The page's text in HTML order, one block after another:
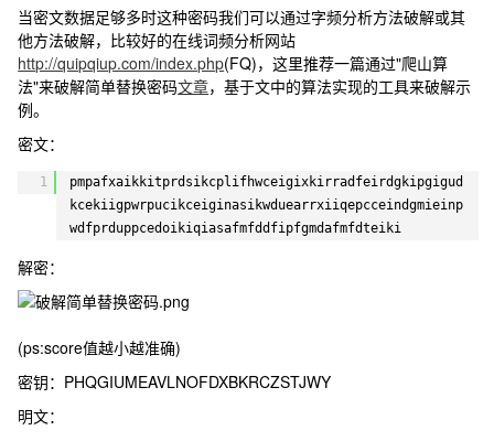
当密文数据足够多时这种密码我们可以通过字频分析方法破解或其
他方法破解，比较好的在线词频分析网站
http://quipqiup.com/index.php(FQ)，这里推荐一篇通过"爬山算
法"来破解简单替换密码文章，基于文中的算法实现的工具来破解示
例。
密文：
1
pmpafxaikkitprdsikcplifhwceigixkirradfeirdgkipgigud
kcekiigpwrpucikceiginasikwduearrxiiqepcceindgmieinp
wdfprduppcedoikiqiasafmfddfipfgmdafmfdteiki
解密：
(ps:score值越小越准确)
密钥： PHQGIUMEAVLNOFDXBKRCZSTJWY
明文：